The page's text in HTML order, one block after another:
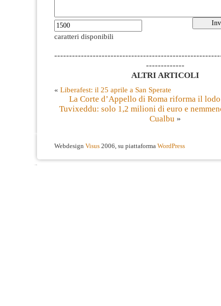
caratteri disponibili
-------------
ALTRI ARTICOLI
« Liberafest: il 25 aprile a San Sperate
La Corte d’Appello di Roma riforma il
Tuvixeddu: solo 1,2 milioni di euro e
Cualbu »
Webdesign Visus 2006, su piattaforma WordPress